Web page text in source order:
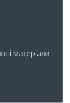
матеріали